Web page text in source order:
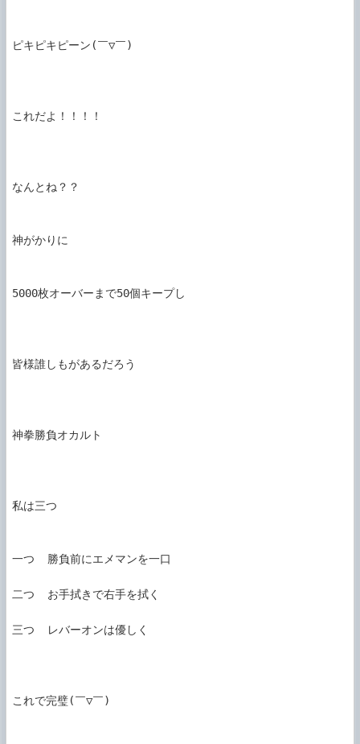
ピキピキピーン(￣▽￣)
これだよ！！！！
なんとね？？
神がかりに
5000枚オーバーまで50個キープし
皆様誰しもがあるだろう
神拳勝負オカルト
私は三つ
一つ  勝負前にエメマンを一口
二つ  お手拭きで右手を拭く
三つ  レバーオンは優しく
これで完璧(￣▽￣)